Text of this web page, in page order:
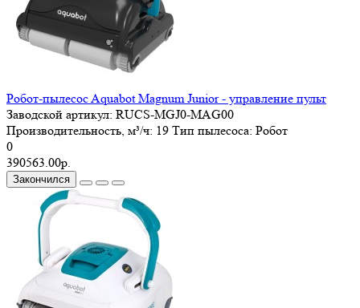
Робот-пылесоc Aquabot Magnum Junior - управление пульт
Заводской артикул: RUCS-MGJ0-MAG00
Производительность, м³/ч: 19 Тип пылесоса: Робот
0
390563.00р.
Закончился